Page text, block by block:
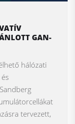
GAN-
hálózati
tervezett,